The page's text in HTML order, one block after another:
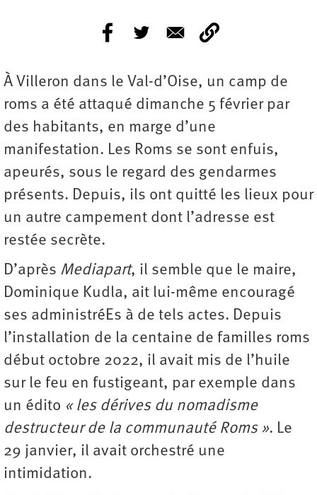
À Villeron dans le Val-d’Oise, un camp de
roms a été attaqué dimanche 5 février par
des habitants, en marge d’une
manifestation. Les Roms se sont enfuis,
apeurés, sous le regard des gendarmes
présents. Depuis, ils ont quitté les lieux pour
un autre campement dont l’adresse est
restée secrète.
D’après Mediapart, il semble que le maire,
Dominique Kudla, ait lui-même encouragé
ses administréEs à de tels actes. Depuis
l’installation de la centaine de familles roms
début octobre 2022, il avait mis de l’huile
sur le feu en fustigeant, par exemple dans
un édito « les dérives du nomadisme
destructeur de la communauté Roms ». Le
29 janvier, il avait orchestré une
intimidation.